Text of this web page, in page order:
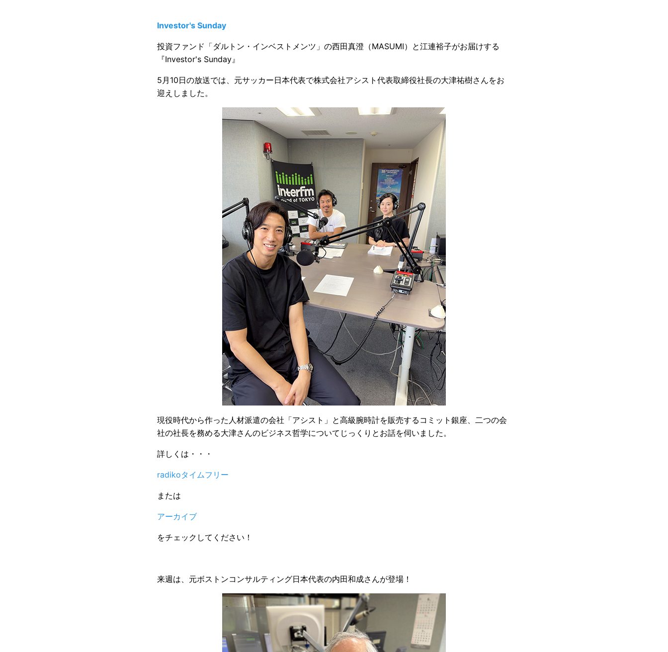
Investor's Sunday
投資ファンド「ダルトン・インベストメンツ」の西田真澄（MASUMI）と江連裕子がお届けする
『Investor's Sunday』
5月10日の放送では、元サッカー日本代表で株式会社アシスト代表取締役社長の大津祐樹さんをお
迎えしました。
現役時代から作った人材派遣の会社「アシスト」と高級腕時計を販売するコミット銀座、二つの会
社の社長を務める大津さんのビジネス哲学についてじっくりとお話を伺いました。
詳しくは・・・
radikoタイムフリー
または
アーカイブ
をチェックしてください！
来週は、元ボストンコンサルティング日本代表の内田和成さんが登場！